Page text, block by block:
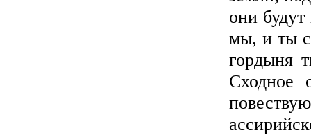
они
мы, и ты
гордыня
Сходное